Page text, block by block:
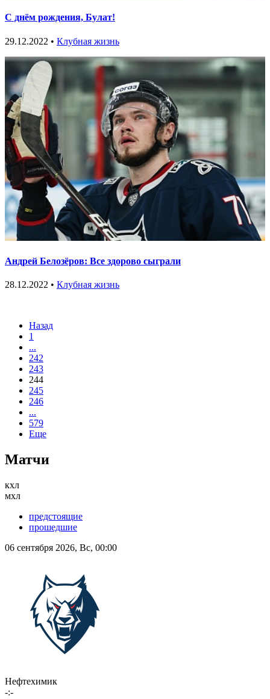
С днём рождения, Булат!
29.12.2022 • Клубная жизнь
Андрей Белозёров: Все здорово сыграли
28.12.2022 • Клубная жизнь
Назад
1
...
242
243
244
245
246
...
579
Еще
Матчи
кхл
мхл
предстоящие
прошедшие
06 сентября 2026, Вс, 00:00
Нефтехимик
-:-